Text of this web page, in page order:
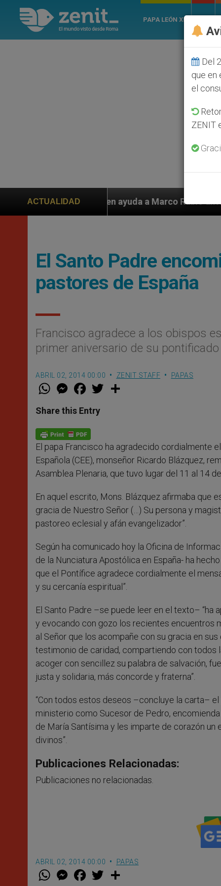
PAPA LEÓN XIV
ACTUALIDAD
ayuda a Marco Rubio ante persecución de
El Santo Padre
pastores de España
Francisco agradece a los obispos
primer aniversario de su pontificado
ABRIL 02, 2014 00:00 ZENIT STAFF PAPAS
W
t
s
p
p
M
e
s
e
g
e
r
F
a
e
b
o
k
w
Share this Entry
El papa Francisco ha agradecido cordialmente
Española (CEE), monseñor Ricardo Blázquez,
Asamblea Plenaria, que tuvo lugar del 11 al 14
En aquel escrito, Mons. Blázquez afirmaba que
gracia de Nuestro Señor (…) Su persona y
pastoreo eclesial y afán evangelizador”.
Según ha comunicado hoy la Oficina de
de la Nunciatura Apostólica en España- ha
que el Pontífice agradece cordialmente el
y su cercanía espiritual”.
El Santo Padre –se puede leer en el texto–
y evocando con gozo los recientes encuentros
al Señor que los acompañe con su gracia en
testimonio de caridad, compartiendo con todos
acoger con sencillez su palabra de salvación,
justa y solidaria, más concorde y fraterna”.
“Con todos estos deseos –concluye la carta–
ministerio como Sucesor de Pedro,
de María Santísima y les imparte de corazón
divinos”.
Publicaciones Relacionadas:
Publicaciones no relacionadas.
ABRIL 02, 2014 00:00 PAPAS
W M
e
F
a w
Del
que en
el
ZENIT